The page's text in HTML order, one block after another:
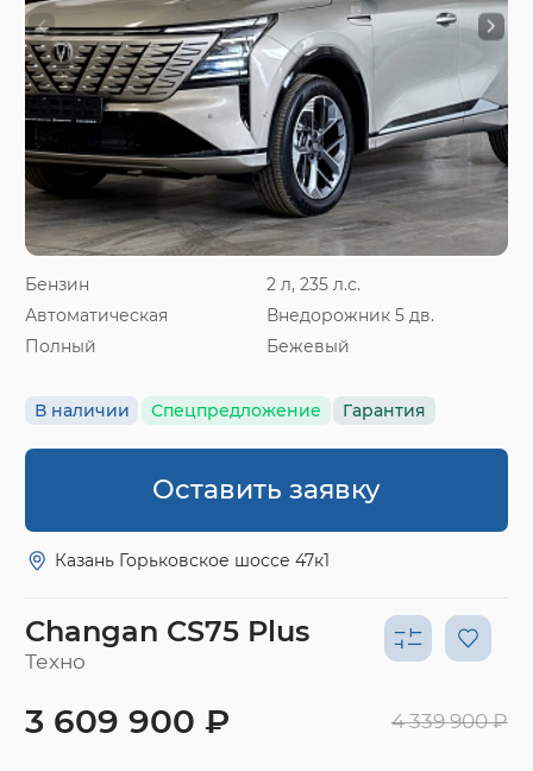
Бензин
2 л, 235 л.с.
Автоматическая
Внедорожник 5 дв.
Полный
Бежевый
В наличии Спецпредложение Гарантия
Оставить заявку
Казань Горьковское шоссе 47к1
Changan CS75 Plus
Техно
3 609 900 ₽ 4 339 900 ₽